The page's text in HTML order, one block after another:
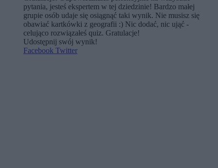
pytania, jesteś ekspertem w tej dziedzinie! Bardzo małej
grupie osób udaje się osiągnąć taki wynik. Nie musisz się
obawiać kartkówki z geografii :) Nic dodać, nic ująć -
celująco rozwiązałeś quiz. Gratulacje!
Udostępnij swój wynik!
Facebook Twitter